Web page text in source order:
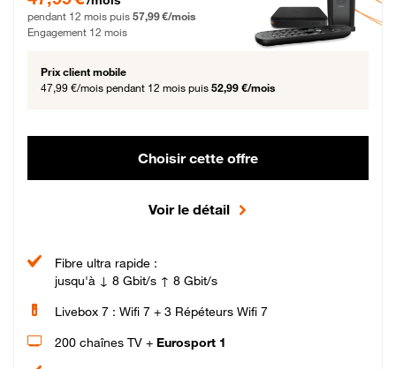
pendant 12 mois puis 57,99 €/mois
Engagement 12 mois
Prix client mobile
47,99 €/mois pendant 12 mois puis 52,99 €/mois
Choisir cette offre
Voir le détail
Fibre ultra rapide :
jusqu'à ↓ 8 Gbit/s ↑ 8 Gbit/s
Livebox 7 : Wifi 7 + 3 Répéteurs Wifi 7
200 chaînes TV + Eurosport 1